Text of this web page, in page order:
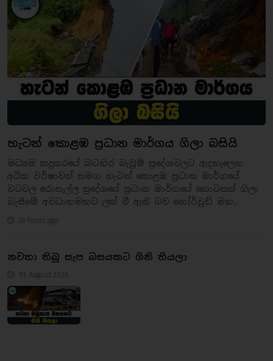
හැටන් කොළඹ ප්‍රධාන මාර්ගය ගිලා බසියි
මධ්‍යම කදුකරයේ බටහිර බැවුම් ප්‍රදේශවලට ඇදහැලෙන
අධික වර්ෂාවත් සමග හැටන් කොළඹ ප්‍රධාන මාර්ගයේ
වටවල රොසැල්ල ප්‍රදේශයේ ප්‍රධාන මාර්ගයේ කොටසක් ගිලා
බැසීමේ අවධානමකට ලක් වී ඇති බව නෝර්වුඩ් මහ..
18 hours ago
නවතා තිබූ සැප බසයකට ගිනි තියලා
05 August 2026